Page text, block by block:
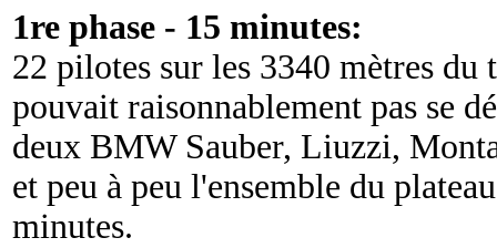
1re phase - 15 minutes:
22 pilotes sur les 3340 mètres du
pouvait raisonnablement pas se
deux BMW Sauber, Liuzzi,
et peu à peu l'ensemble du
minutes.